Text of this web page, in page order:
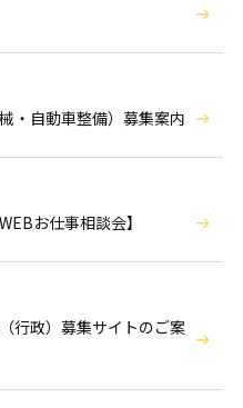
・自動車整備）募集案内
お仕事相談会】
行政）募集サイトのご案